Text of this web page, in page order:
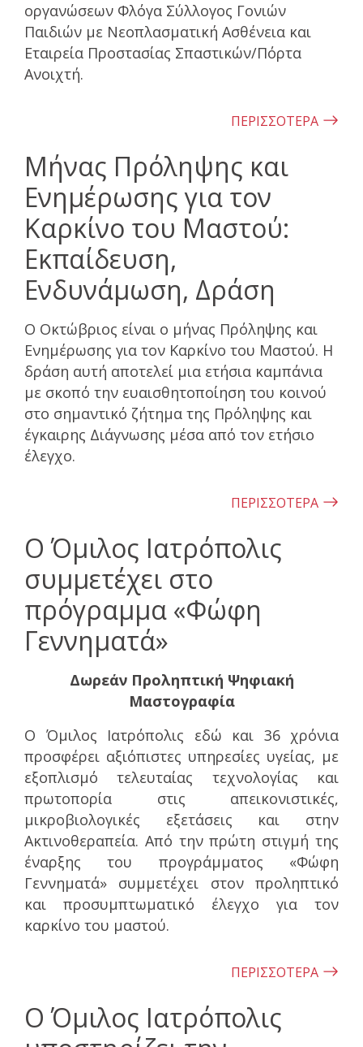
οργανώσεων Φλόγα Σύλλογος Γονιών
Παιδιών με Νεοπλασματική Ασθένεια και
Εταιρεία Προστασίας Σπαστικών/Πόρτα
Ανοιχτή.
ΠΕΡΙΣΣΟΤΕΡΑ
Μήνας Πρόληψης και
Ενημέρωσης για τον
Καρκίνο του Μαστού:
Εκπαίδευση,
Ενδυνάμωση, Δράση
Ο Οκτώβριος είναι ο μήνας Πρόληψης και
Ενημέρωσης για τον Καρκίνο του Μαστού. Η
δράση αυτή αποτελεί μια ετήσια καμπάνια
με σκοπό την ευαισθητοποίηση του κοινού
στο σημαντικό ζήτημα της Πρόληψης και
έγκαιρης Διάγνωσης μέσα από τον ετήσιο
έλεγχο.
ΠΕΡΙΣΣΟΤΕΡΑ
Ο Όμιλος Ιατρόπολις
συμμετέχει στο
πρόγραμμα «Φώφη
Γεννηματά»
Δωρεάν Προληπτική Ψηφιακή
Μαστογραφία
Ο Όμιλος Ιατρόπολις εδώ και 36 χρόνια
προσφέρει αξιόπιστες υπηρεσίες υγείας, με
εξοπλισμό τελευταίας τεχνολογίας και
πρωτοπορία στις απεικονιστικές,
μικροβιολογικές εξετάσεις και στην
Ακτινοθεραπεία. Από την πρώτη στιγμή της
έναρξης του προγράμματος «Φώφη
Γεννηματά» συμμετέχει στον προληπτικό
και προσυμπτωματικό έλεγχο για τον
καρκίνο του μαστού.
ΠΕΡΙΣΣΟΤΕΡΑ
Ο Όμιλος Ιατρόπολις